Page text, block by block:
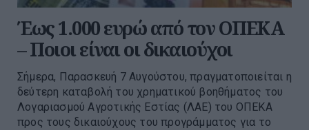
Έως 1.000 ευρώ από τον ΟΠΕΚΑ
– Ποιοι είναι οι δικαιούχοι
Σήμερα, Παρασκευή 7 Αυγούστου, πραγματοποιείται η
δεύτερη καταβολή του χρηματικού βοηθήματος του
Λογαριασμού Αγροτικής Εστίας (ΛΑΕ) του ΟΠΕΚΑ
προς τους δικαιούχους του προγράμματος για το